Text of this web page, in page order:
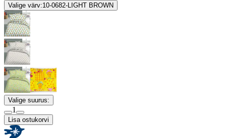
Valige värv:10-0682-LIGHT BROWN
Valige suurus:
1
Lisa ostukorvi